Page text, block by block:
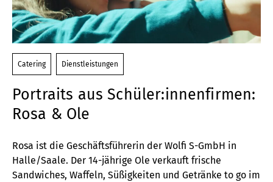
Catering Dienstleistungen
Portraits aus Schüler:innenfirmen:
Rosa & Ole
Rosa ist die Geschäftsführerin der Wolfi S-GmbH in
Halle/Saale. Der 14-jährige Ole verkauft frische
Sandwiches, Waffeln, Süßigkeiten und Getränke to go im